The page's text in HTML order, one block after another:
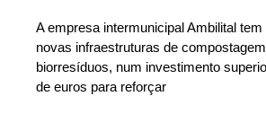
A empresa intermunicipal Ambilital
novas infraestruturas de
biorresíduos, num investimento
de euros para reforçar